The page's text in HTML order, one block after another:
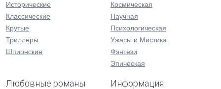
Исторические
Классические
Крутые
Триллеры
Шпионские
Космическая
Научная
Психологическая
Ужасы и Мистика
Фэнтези
Эпическая
Любовные романы Информация